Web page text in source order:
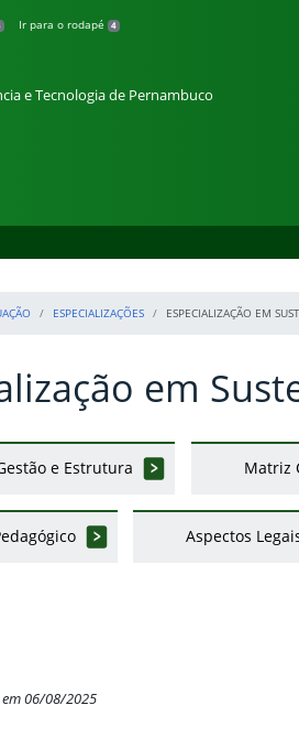
Ir para o rodapé 4
e Tecnologia de Pernambuco
ESPECIALIZAÇÕES ESPECIALIZAÇÃO EM
em
anteriore Estrutura Matriz
Aspectos
06/08/2025